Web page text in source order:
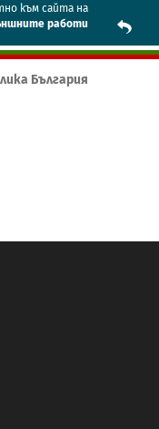
към сайта на
работи
България